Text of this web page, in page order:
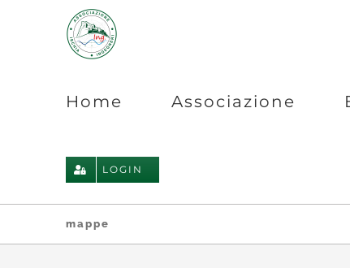
Home Associazione
LOGIN
mappe